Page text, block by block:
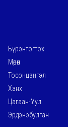
Бүрэнтогтох
Мөрөн
Тосонцэнгэл
Ханх
Цагаан-Уул
Эрдэнэбулган